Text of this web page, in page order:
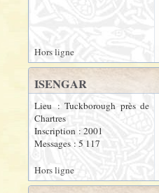
Hors ligne
ISENGAR
Lieu : Tuckborough près de
Chartres
Inscription : 2001
Messages : 5 117
Hors ligne